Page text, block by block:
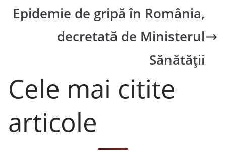
Epidemie de gripă în România,
decretată de Ministerul
Sănătăţii
Cele mai citite
articole